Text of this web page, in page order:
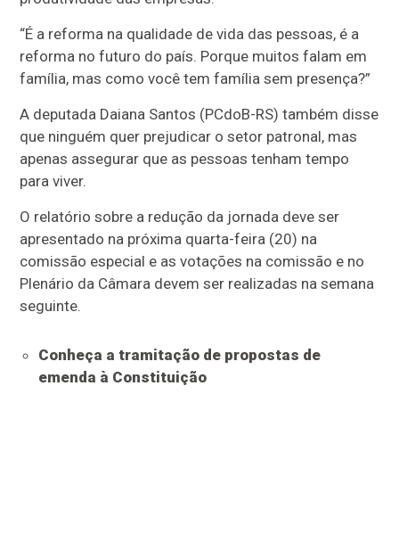
“É a reforma na qualidade de vida das pessoas, é a
reforma no futuro do país. Porque muitos falam em
família, mas como você tem família sem presença?”
A deputada Daiana Santos (PCdoB-RS) também disse
que ninguém quer prejudicar o setor patronal, mas
apenas assegurar que as pessoas tenham tempo
para viver.
O relatório sobre a redução da jornada deve ser
apresentado na próxima quarta-feira (20) na
comissão especial e as votações na comissão e no
Plenário da Câmara devem ser realizadas na semana
seguinte.
Conheça a tramitação de propostas de
emenda à Constituição